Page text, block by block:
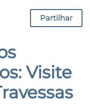
Partilhar
Visite